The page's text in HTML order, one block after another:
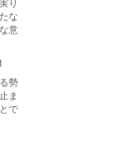
な
意
勢
ま
で